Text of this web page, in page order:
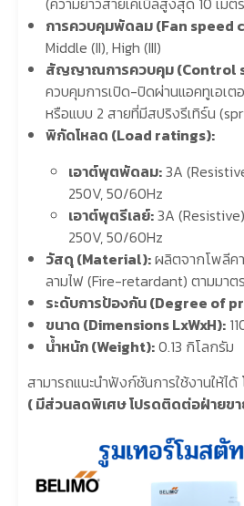
การควบคุมพัดลม (Fan speed
Middle (II), High (III)
สัญญาณการควบคุม (Control
ควบคุมการเปิด-ปิดผ่านแอคทูเอเ
หรือแบบ 2 สายที่มีสปริงรีเทิร์น
พิกัดโหลด (Load ratings):
เอาต์พุตพัดลม:3A
250V, 50/60Hz
เอาต์พุตรีเลย์:3A
250V, 50/60Hz
วัสดุ (Material):ผลิตจากโพลีค
ลามไฟ (Fire-retardant) ตามมาต
ระดับการป้องกัน (Degree of
ขนาด (Dimensions LxWxH):
น้ำหนัก (Weight):0.13 กิโลกรัม
สามารถแนะนำฟังก์ชันการใช้งานให้ไ
( มีส่วนลดพิเศษ โปรดติดต่อฝ่ายข